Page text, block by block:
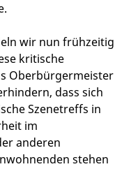
wir nun frühzeitig
kritische
Oberbürgermeister
dass sich
Szenetreffs in
im
anderen
stehen